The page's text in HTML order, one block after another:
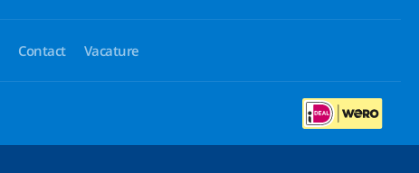
Contact Vacature